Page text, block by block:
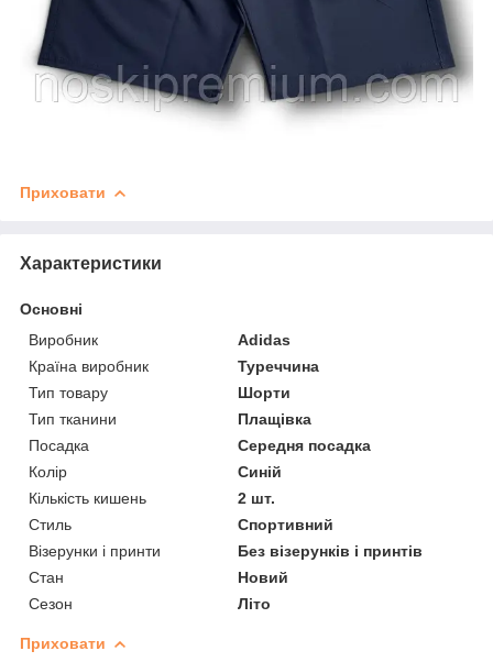
Приховати
Характеристики
Основні
Виробник
Adidas
Країна виробник
Туреччина
Тип товару
Шорти
Тип тканини
Плащівка
Посадка
Середня посадка
Колір
Синій
Кількість кишень
2 шт.
Стиль
Спортивний
Візерунки і принти
Без візерунків і принтів
Стан
Новий
Сезон
Літо
Приховати